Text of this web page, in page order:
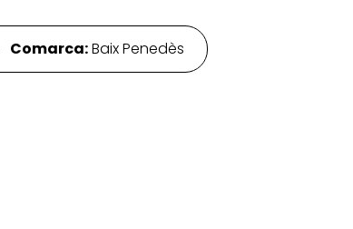
Comarca:Baix Penedès